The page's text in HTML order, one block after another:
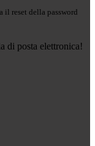
il reset della password
di posta elettronica!